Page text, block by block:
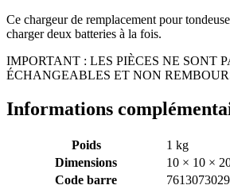
Ce chargeur de remplacement pour
charger deux batteries à la fois.
IMPORTANT : LES PIÈCES NE SONT
ÉCHANGEABLES ET NON
Informations
Poids
1 kg
Dimensions
10 × 10 ×
Code barre